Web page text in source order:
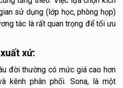
sử dụng (lớp học, phòng họp)
tác là rất quan trọng để tối ưu
xứ:
đời thường có mức giá cao hơn
kênh phân phối. Sona, là một